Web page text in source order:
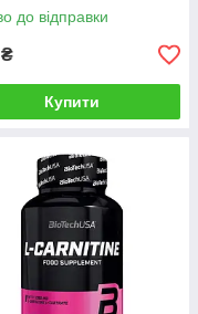
до відправки
₴
Купити